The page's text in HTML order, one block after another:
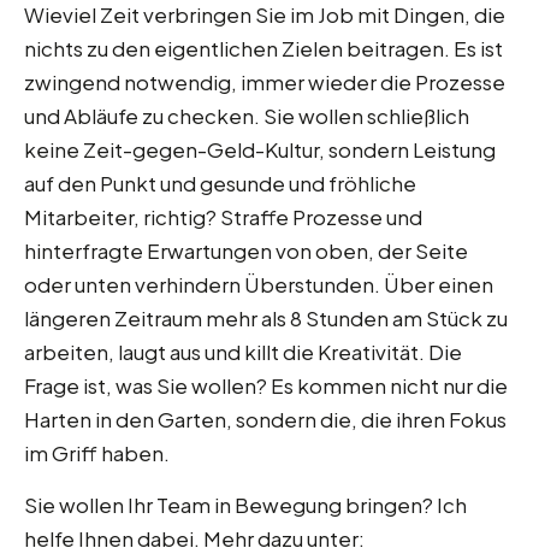
Wieviel Zeit verbringen Sie im Job mit Dingen, die
nichts zu den eigentlichen Zielen beitragen. Es ist
zwingend notwendig, immer wieder die Prozesse
und Abläufe zu checken. Sie wollen schließlich
keine Zeit-gegen-Geld-Kultur, sondern Leistung
auf den Punkt und gesunde und fröhliche
Mitarbeiter, richtig? Straffe Prozesse und
hinterfragte Erwartungen von oben, der Seite
oder unten verhindern Überstunden. Über einen
längeren Zeitraum mehr als 8 Stunden am Stück zu
arbeiten, laugt aus und killt die Kreativität. Die
Frage ist, was Sie wollen? Es kommen nicht nur die
Harten in den Garten, sondern die, die ihren Fokus
im Griff haben.
Sie wollen Ihr Team in Bewegung bringen? Ich
helfe Ihnen dabei. Mehr dazu unter: